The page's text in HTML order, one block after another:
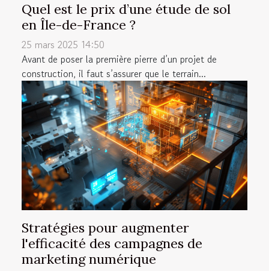
Quel est le prix d’une étude de sol
en Île-de-France ?
25 mars 2025 14:50
Avant de poser la première pierre d’un projet de
construction, il faut s’assurer que le terrain...
Stratégies pour augmenter
l'efficacité des campagnes de
marketing numérique